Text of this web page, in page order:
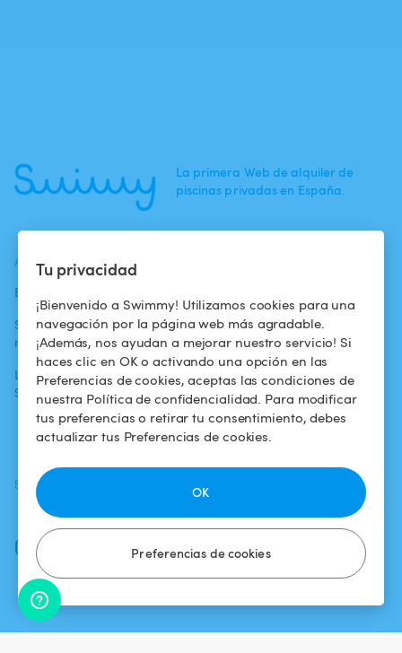
Tu privacidad
¡Bienvenido a Swimmy! Utilizamos cookies para una
navegación por la página web más agradable.
¡Además, nos ayudan a mejorar nuestro servicio! Si
haces clic en OK o activando una opción en las
Preferencias de cookies, aceptas las condiciones de
nuestra Política de confidencialidad. Para modificar
tus preferencias o retirar tu consentimiento, debes
actualizar tus Preferencias de cookies.
Preferencias de cookies
OK
La primera Web de alquiler de
piscinas privadas en España.
ACTUALIDADES
Blog
Swimmy en los
medios
La aventura
Swimmy
Para los
propietarios
Alquilar mi
piscina
¿Cómo funciona?
Condiciones de
uso
Política de
confidencialidad
Aviso legal
SÍGUENOS
Facebook
Instagram